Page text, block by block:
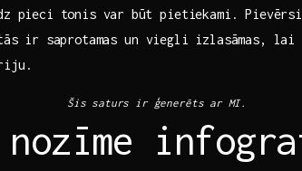
tonis var ⁤būt pietiekami.
ir⁣ saprotamas un viegli izlasāmas, lai
Šis saturs ir​ ģenerēts ar⁤ MI.
nozīme